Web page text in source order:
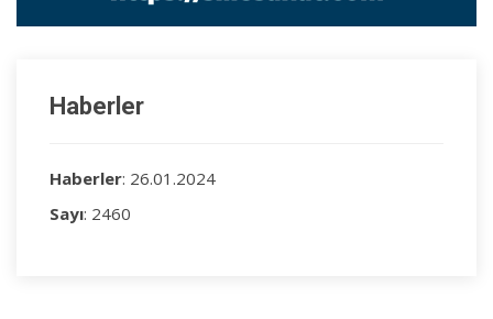
Haberler
Haberler: 26.01.2024
Sayı: 2460